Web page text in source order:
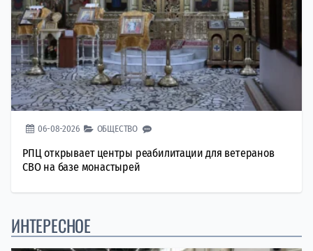
06-08-2026 ОБЩЕСТВО
РПЦ открывает центры реабилитации для ветеранов
СВО на базе монастырей
ИНТЕРЕСНОЕ